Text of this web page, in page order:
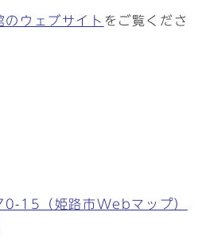
のウェブサイト をご覧くださ
15（姫路市Webマップ）